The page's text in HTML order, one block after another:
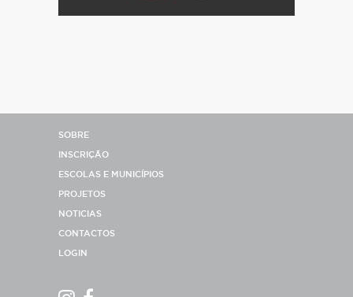
SOBRE
INSCRIÇÃO
ESCOLAS E MUNICÍPIOS
PROJETOS
NOTICIAS
CONTACTOS
LOGIN